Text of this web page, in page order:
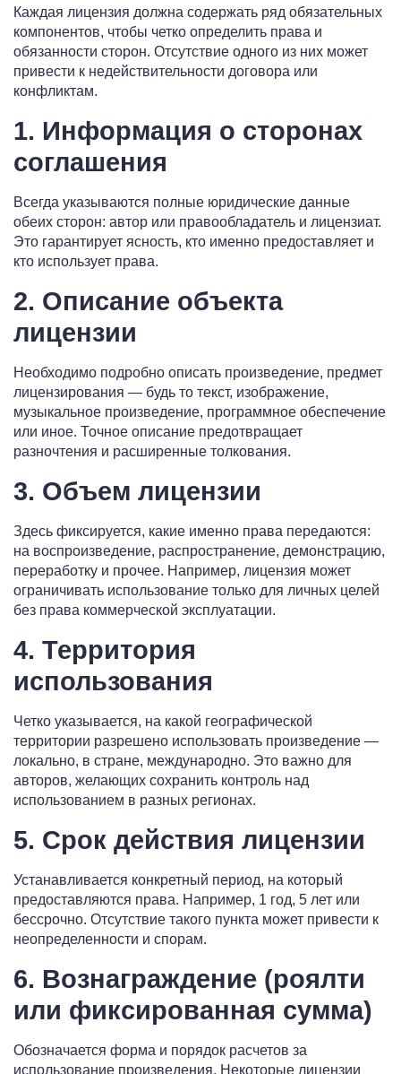
Каждая лицензия должна содержать ряд обязательных
компонентов, чтобы четко определить права и
обязанности сторон. Отсутствие одного из них может
привести к недействительности договора или
конфликтам.
1. Информация о сторонах
соглашения
Всегда указываются полные юридические данные
обеих сторон: автор или правообладатель и лицензиат.
Это гарантирует ясность, кто именно предоставляет и
кто использует права.
2. Описание объекта
лицензии
Необходимо подробно описать произведение, предмет
лицензирования — будь то текст, изображение,
музыкальное произведение, программное обеспечение
или иное. Точное описание предотвращает
разночтения и расширенные толкования.
3. Объем лицензии
Здесь фиксируется, какие именно права передаются:
на воспроизведение, распространение, демонстрацию,
переработку и прочее. Например, лицензия может
ограничивать использование только для личных целей
без права коммерческой эксплуатации.
4. Территория
использования
Четко указывается, на какой географической
территории разрешено использовать произведение —
локально, в стране, международно. Это важно для
авторов, желающих сохранить контроль над
использованием в разных регионах.
5. Срок действия лицензии
Устанавливается конкретный период, на который
предоставляются права. Например, 1 год, 5 лет или
бессрочно. Отсутствие такого пункта может привести к
неопределенности и спорам.
6. Вознаграждение (роялти
или фиксированная сумма)
Обозначается форма и порядок расчетов за
использование произведения. Некоторые лицензии